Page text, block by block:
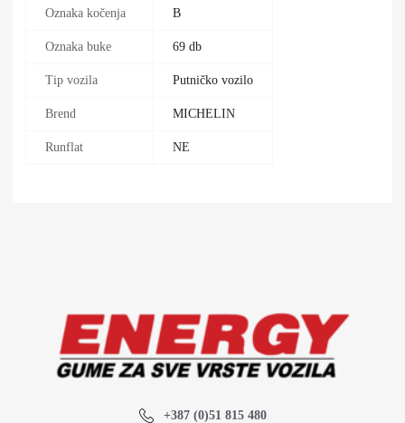
Oznaka kočenja B
Oznaka buke 69 db
Tip vozila Putničko vozilo
Brend MICHELIN
Runflat NE
+387 (0)51 815 480